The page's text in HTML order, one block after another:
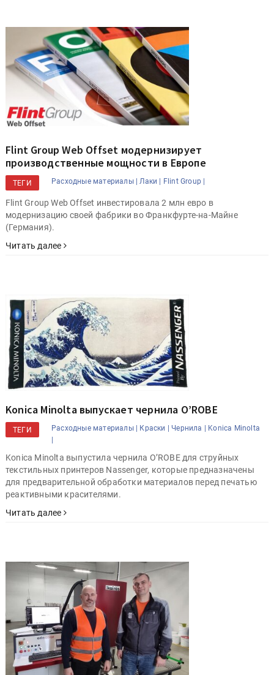
Flint Group Web Offset модернизирует
производственные мощности в Европе
ТЕГИ Расходные материалы | Лаки | Flint Group |
Flint Group Web Offset инвестировала 2 млн евро в
модернизацию своей фабрики во Франкфурте-на-Майне
(Германия).
Читать далее
Konica Minolta выпускает чернила O’ROBE
ТЕГИ Расходные материалы | Краски | Чернила | Konica Minolta
|
Konica Minolta выпустила чернила O’ROBE для струйных
текстильных принтеров Nassenger, которые предназначены
для предварительной обработки материалов перед печатью
реактивными красителями.
Читать далее